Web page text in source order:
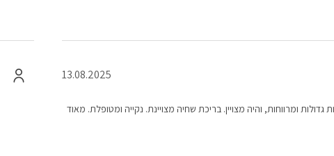
13.08.2025
גדולות ומרווחות, והיה מצויין. בריכת שחיה מצויינת. נקייה ומטופלת. מאוד